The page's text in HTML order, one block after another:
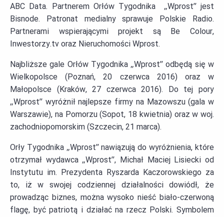
ABC Data. Partnerem Orłów Tygodnika „Wprost” jest
Bisnode. Patronat medialny sprawuje Polskie Radio.
Partnerami wspierającymi projekt są Be Colour,
Inwestorzy.tv oraz Nieruchomości Wprost.
Najbliższe gale Orłów Tygodnika „Wprost” odbędą się w
Wielkopolsce (Poznań, 20 czerwca 2016) oraz w
Małopolsce (Kraków, 27 czerwca 2016). Do tej pory
„Wprost” wyróżnił najlepsze firmy na Mazowszu (gala w
Warszawie), na Pomorzu (Sopot, 18 kwietnia) oraz w woj.
zachodniopomorskim (Szczecin, 21 marca).
Orły Tygodnika „Wprost” nawiązują do wyróżnienia, które
otrzymał wydawca „Wprost”, Michał Maciej Lisiecki od
Instytutu im. Prezydenta Ryszarda Kaczorowskiego za
to, iż w swojej codziennej działalności dowiódł, że
prowadząc biznes, można wysoko nieść biało-czerwoną
flagę, być patriotą i działać na rzecz Polski. Symbolem